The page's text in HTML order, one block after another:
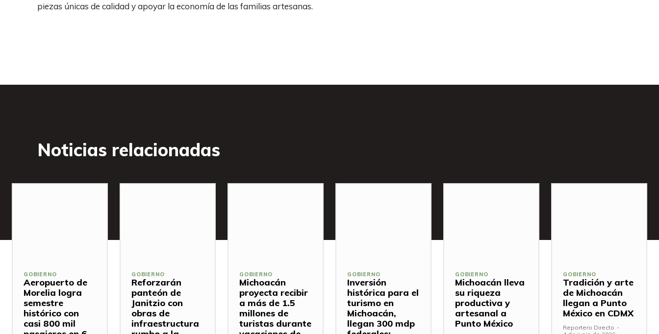
piezas únicas de calidad y apoyar la economía de las familias artesanas.
Noticias relacionadas
GOBIERNO
Aeropuerto de
Morelia logra
semestre
histórico con
casi 800 mil
GOBIERNO
Reforzarán
panteón de
Janitzio con
obras de
infraestructura
GOBIERNO
Michoacán
proyecta recibir
a más de 1.5
millones de
turistas durante
GOBIERNO
Inversión
histórica para el
turismo en
Michoacán,
llegan 300 mdp
GOBIERNO
Michoacán lleva
su riqueza
productiva y
artesanal a
Punto México
GOBIERNO
Tradición y arte
de Michoacán
llegan a Punto
México en CDMX
Reportero Directo -